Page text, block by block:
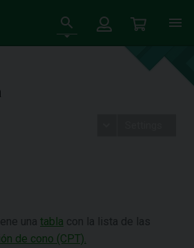
una tabla con la lista de las
de cono (CPT).